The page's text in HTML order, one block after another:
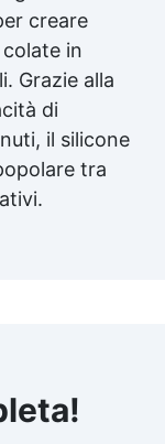
creare
in
Grazie alla
di
il silicone
tra